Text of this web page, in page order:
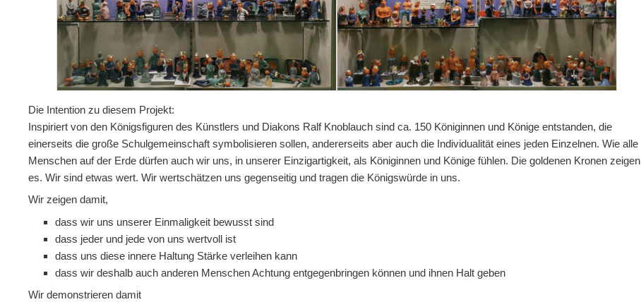
Die Intention zu diesem Projekt:
Inspiriert von den Königsfiguren des Künstlers und Diakons Ralf Knoblauch sind ca. 150 Königinnen und Könige entstanden, die
einerseits die große Schulgemeinschaft symbolisieren sollen, andererseits aber auch die Individualität eines jeden Einzelnen. Wie alle
Menschen auf der Erde dürfen auch wir uns, in unserer Einzigartigkeit, als Königinnen und Könige fühlen. Die goldenen Kronen zeigen
es. Wir sind etwas wert. Wir wertschätzen uns gegenseitig und tragen die Königswürde in uns.
Wir zeigen damit,
dass wir uns unserer Einmaligkeit bewusst sind
dass jeder und jede von uns wertvoll ist
dass uns diese innere Haltung Stärke verleihen kann
dass wir deshalb auch anderen Menschen Achtung entgegenbringen können und ihnen Halt geben
Wir demonstrieren damit